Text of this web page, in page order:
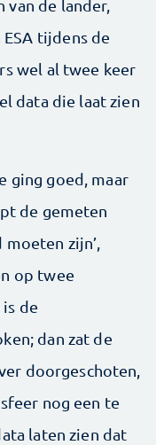
van de lander,
tijdens de
wel al twee keer
data die laat zien
ging goed, maar
de gemeten
zijn’,
op twee
is de
dan zat de
doorgeschoten,
nog een te
laten zien dat